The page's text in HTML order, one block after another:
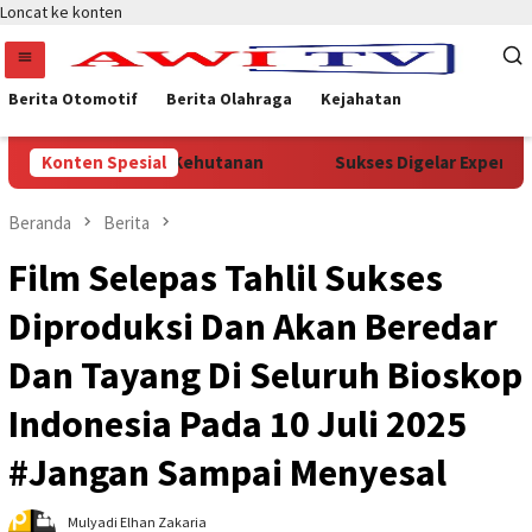
Loncat ke konten
Berita Otomotif Berita Olahraga Kejahatan
Konten Spesial
Kementerian Kehutanan Sukses Digelar Experience
Beranda Berita
Film Selepas Tahlil Sukses
Diproduksi Dan Akan Beredar
Dan Tayang Di Seluruh Bioskop
Indonesia Pada 10 Juli 2025
#Jangan Sampai Menyesal
Mulyadi Elhan Zakaria